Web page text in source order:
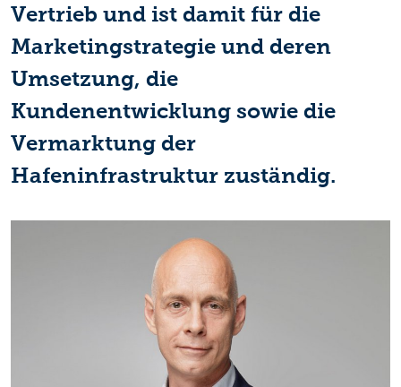
Vertrieb und ist damit für die
Marketingstrategie und deren
Umsetzung, die
Kundenentwicklung sowie die
Vermarktung der
Hafeninfrastruktur zuständig.